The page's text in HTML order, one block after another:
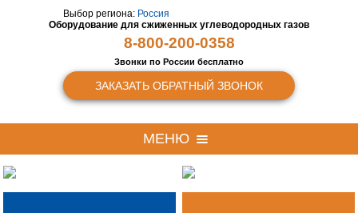
Выбор региона: Россия
Оборудование для сжиженных углеводородных газов
8-800-200-0358
Звонки по России бесплатно
ЗАКАЗАТЬ ОБРАТНЫЙ ЗВОНОК
МЕНЮ